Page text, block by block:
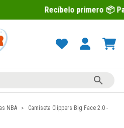
primero 📦 Paga después

NBA
Camiseta Clippers Big Face 2.0 -